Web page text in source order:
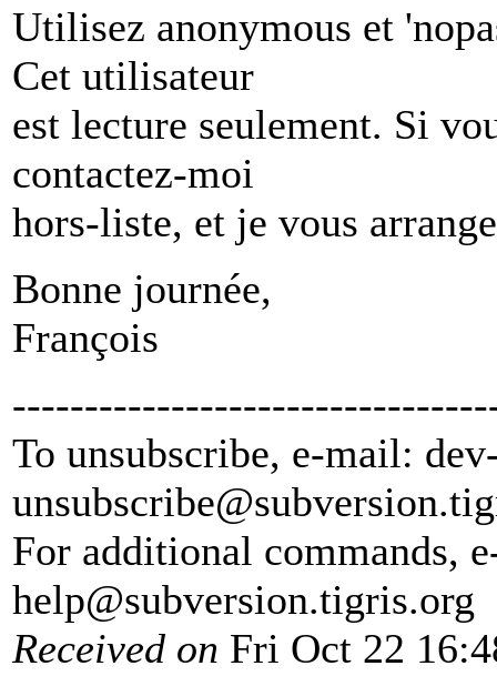
Utilisez anonymous et
Cet utilisateur
est lecture seulement. Si
contactez-moi
hors-liste, et je vous
Bonne journée,
François
To unsubscribe, e-mail:
unsubscribe@subversion.
For additional commands,
help@subversion.tigris.org
Received on Fri Oct 22